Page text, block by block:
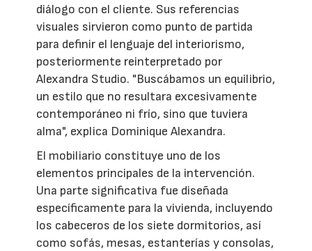
diálogo con el cliente. Sus referencias
visuales sirvieron como punto de partida
para definir el lenguaje del interiorismo,
posteriormente reinterpretado por
Alexandra Studio. "Buscábamos un equilibrio,
un estilo que no resultara excesivamente
contemporáneo ni frío, sino que tuviera
alma", explica Dominique Alexandra.
El mobiliario constituye uno de los
elementos principales de la intervención.
Una parte significativa fue diseñada
específicamente para la vivienda, incluyendo
los cabeceros de los siete dormitorios, así
como sofás, mesas, estanterías y consolas,